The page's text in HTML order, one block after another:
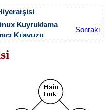
Kuyruklama
Kılavuzu
Sonraki